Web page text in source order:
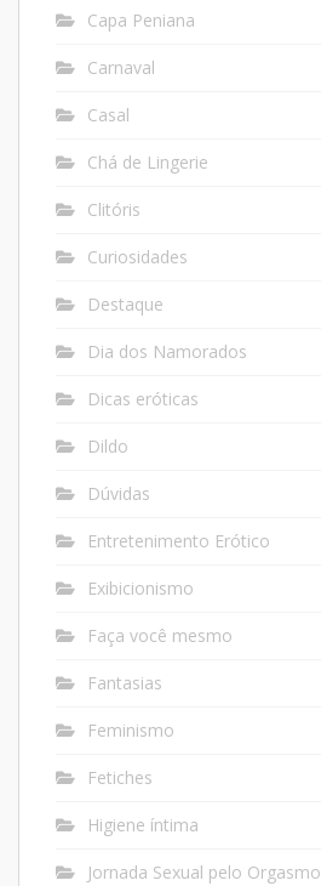
Capa Peniana
Carnaval
Casal
Chá de Lingerie
Clitóris
Curiosidades
Destaque
Dia dos Namorados
Dicas eróticas
Dildo
Dúvidas
Entretenimento Erótico
Exibicionismo
Faça você mesmo
Fantasias
Feminismo
Fetiches
Higiene íntima
Jornada Sexual pelo Orgasmo